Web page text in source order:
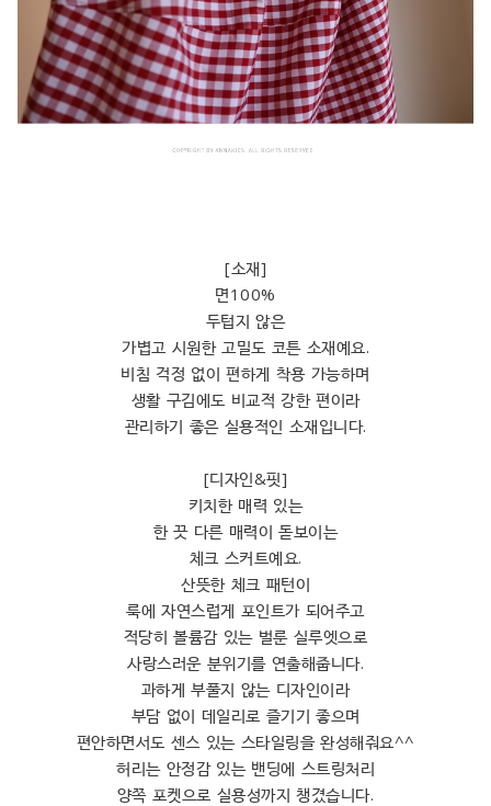
[소재]
면100%
두텁지 않은
가볍고 시원한 고밀도 코튼 소재예요.
비침 걱정 없이 편하게 착용 가능하며
생활 구김에도 비교적 강한 편이라
관리하기 좋은 실용적인 소재입니다.
[디자인&핏]
키치한 매력 있는
한 끗 다른 매력이 돋보이는
체크 스커트예요.
산뜻한 체크 패턴이
룩에 자연스럽게 포인트가 되어주고
적당히 볼륨감 있는 벌룬 실루엣으로
사랑스러운 분위기를 연출해줍니다.
과하게 부풀지 않는 디자인이라
부담 없이 데일리로 즐기기 좋으며
편안하면서도 센스 있는 스타일링을 완성해줘요^^
허리는 안정감 있는 밴딩에 스트링처리
양쪽 포켓으로 실용성까지 챙겼습니다.